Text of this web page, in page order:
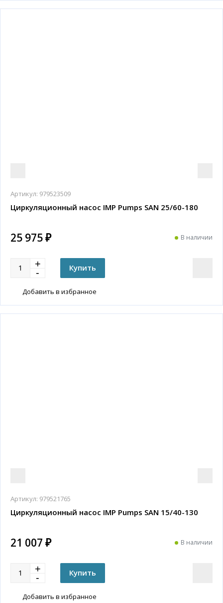
Артикул: 979523509
Циркуляционный насос IMP Pumps SAN 25/60-180
25 975 ₽ В наличии
Добавить в избранное
Артикул: 979521765
Циркуляционный насос IMP Pumps SAN 15/40-130
21 007 ₽ В наличии
Добавить в избранное